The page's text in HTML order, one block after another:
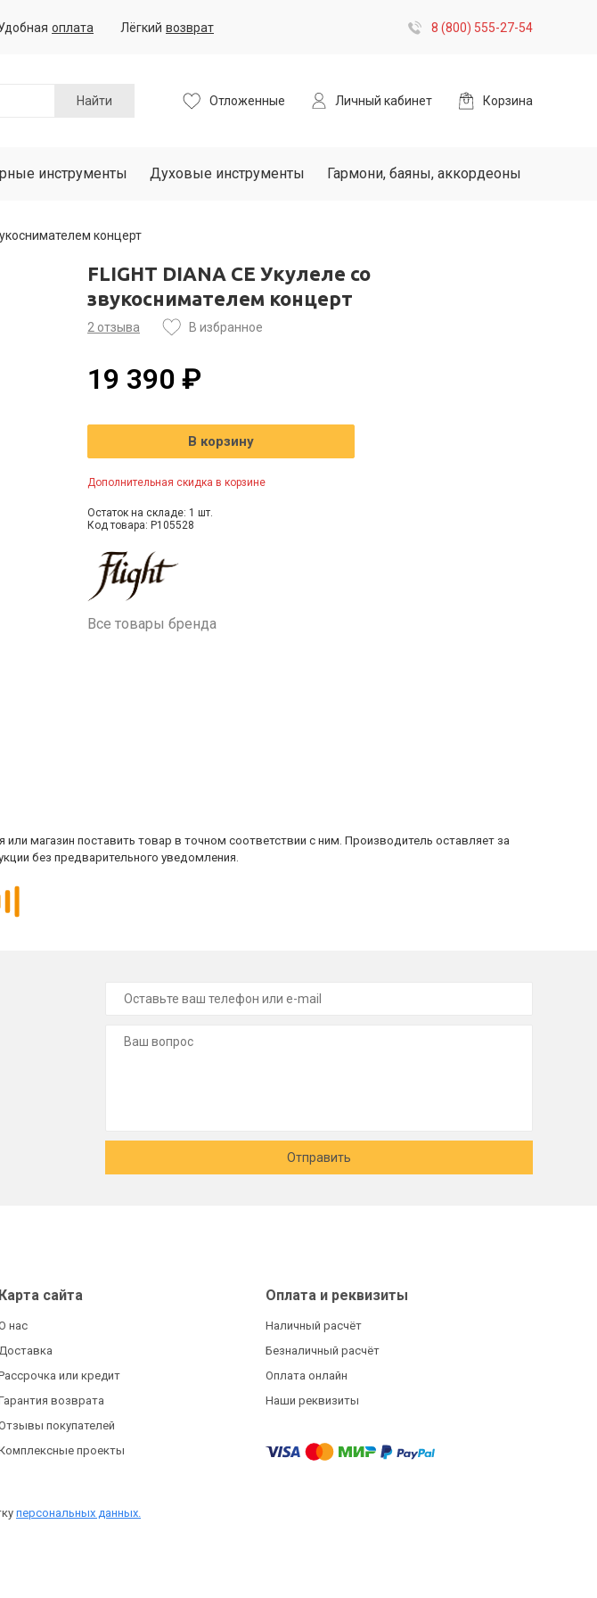
оплата Лёгкий возврат 8 (800) 555-27-54
Найти Отложенные Личный кабинет Корзина
инструменты Духовые инструменты Гармони, баяны, аккордеоны
концерт
FLIGHT DIANA CE Укулеле со
звукоснимателем концерт
2 отзыва В избранное
19 390 ₽
В корзину
Дополнительная скидка в корзине
Остаток на складе: 1 шт.
Код товара: P105528
Все товары бренда
магазин поставить товар в точном соответствии с ним. Производитель оставляет за
без предварительного уведомления.
Отправить
Карта сайта
нас
или кредит
возврата
покупателей
проекты
Оплата и реквизиты
Наличный расчёт
Безналичный расчёт
Оплата онлайн
Наши реквизиты
персональных данных.